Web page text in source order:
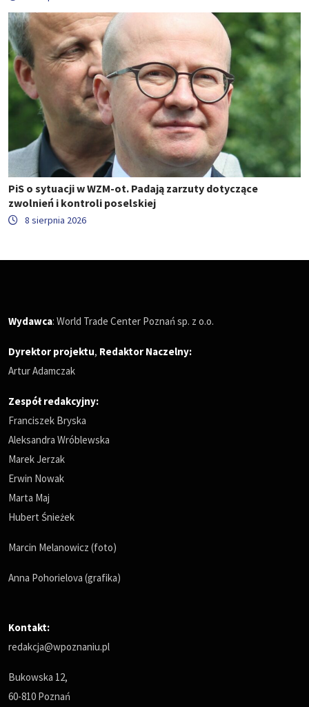
PiS o sytuacji w WZM-ot. Padają zarzuty dotyczące
zwolnień i kontroli poselskiej
8 sierpnia 2026
Wydawca: World Trade Center Poznań sp. z o.o.
Dyrektor projektu, Redaktor Naczelny:
Artur Adamczak
Zespół redakcyjny:
Franciszek Bryska
Aleksandra Wróblewska
Marek Jerzak
Erwin Nowak
Marta Maj
Hubert Śnieżek
Marcin Melanowicz (foto)
Anna Pohorielova (grafika)
Kontakt:
redakcja@wpoznaniu.pl
Bukowska 12,
60-810 Poznań